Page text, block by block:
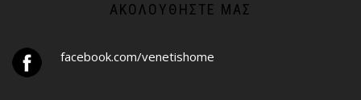
ΑΚΟΛΟΥΘΉΣΤΕ ΜΑΣ
facebook.com/venetishome